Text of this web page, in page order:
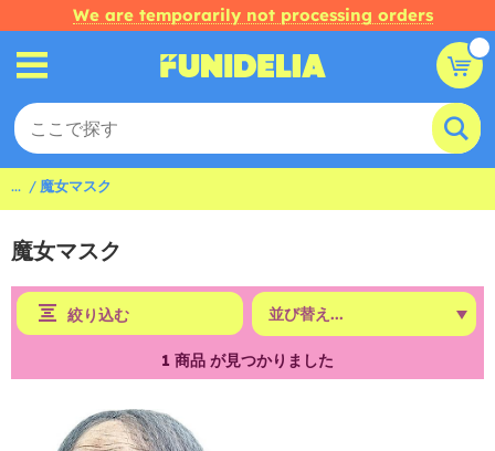
We are temporarily not processing orders
... 魔女マスク
魔女マスク
絞り込む
1 商品 が見つかりました